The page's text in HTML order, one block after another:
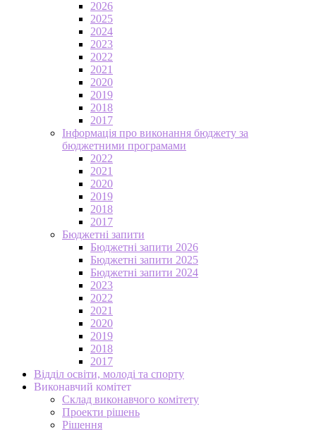
2026
2025
2024
2023
2022
2021
2020
2019
2018
2017
Інформація про виконання бюджету за
бюджетними програмами
2022
2021
2020
2019
2018
2017
Бюджетні запити
Бюджетні запити 2026
Бюджетні запити 2025
Бюджетні запити 2024
2023
2022
2021
2020
2019
2018
2017
Відділ освіти, молоді та спорту
Виконавчий комітет
Склад виконавчого комітету
Проекти рішень
Рішення